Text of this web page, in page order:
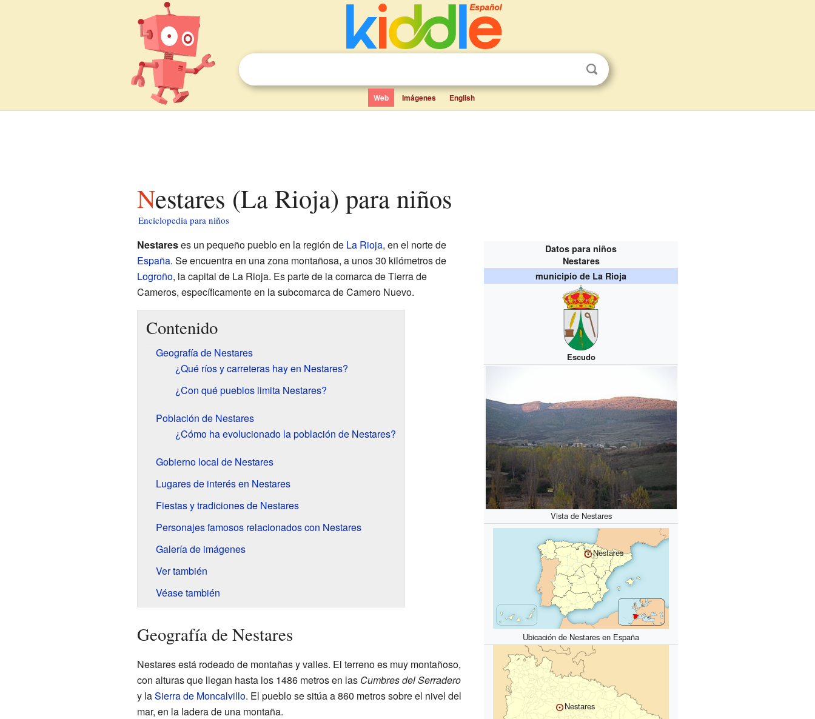
Web Imágenes English
Nestares (La Rioja) para niños
Enciclopedia para niños
Datos para niños
Nestares
municipio de La Rioja
Escudo
Vista de Nestares
Nestares
Ubicación de Nestares en España
Nestares
Nestareses un pequeño pueblo en la región de La Rioja, en el norte de
España. Se encuentra en una zona montañosa, a unos 30 kilómetros de
Logroño, la capital de La Rioja. Es parte de la comarca de Tierra de
Cameros, específicamente en la subcomarca de Camero Nuevo.
Contenido
Geografía de Nestares
¿Qué ríos y carreteras hay en Nestares?
¿Con qué pueblos limita Nestares?
Población de Nestares
¿Cómo ha evolucionado la población de Nestares?
Gobierno local de Nestares
Lugares de interés en Nestares
Fiestas y tradiciones de Nestares
Personajes famosos relacionados con Nestares
Galería de imágenes
Ver también
Véase también
Geografía de Nestares
Nestares está rodeado de montañas y valles. El terreno es muy montañoso,
con alturas que llegan hasta los 1486 metros en las Cumbres del Serradero
y laSierra de Moncalvillo. El pueblo se sitúa a 860 metros sobre el nivel del
mar, en la ladera de una montaña.